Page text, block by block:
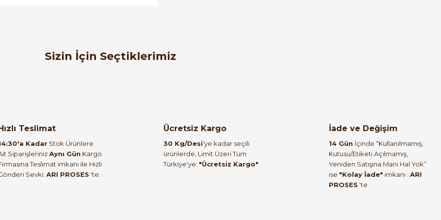
Sizin İçin Seçtiklerimiz
ABB
Otomatik sigorta ve kaçak akım koruma cihazları için
Teslimat
Kadar Stok Ürünlere
SiparişlerinizAynı Gün Kargo
Teslimat imkanı ile Hızlı
Sevki: ARI PROSES 'te.
Ücretsiz Kargo
30 Kg/Desi'ye kadar seçili
ürünlerde, Limit Üzeri Tüm
Türkiye'ye: "Ücretsiz Kargo"
İade ve Değişim
14 Gün İçinde “Kullanılmamış,
Kutusu/Etiketi Açılmamış,
Yeniden Satışına Mani Hal Yok”
ise "Kolay İade" imkanı : ARI
PROSES 'te.